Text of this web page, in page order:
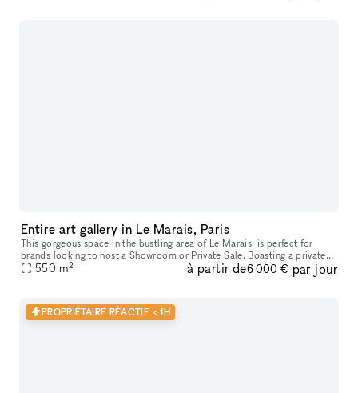
Entire art gallery in Le Marais, Paris
This gorgeous space in the bustling area of Le Marais, is perfect for
brands looking to host a Showroom or Private Sale. Boasting a private
entrance that creates a well-lit ambiance. With a trendy m
550 m2 à partir de6 000 € par jour
PROPRIÉTAIRE RÉACTIF < 1H